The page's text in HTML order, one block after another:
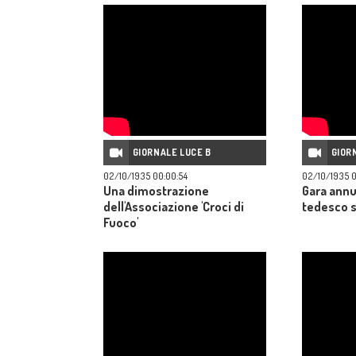
GIORNALE LUCE B
02/10/1935 00:00:54
Una dimostrazione
dell'Associazione 'Croci di
Fuoco'
02/10/1935
Gara
tedesco